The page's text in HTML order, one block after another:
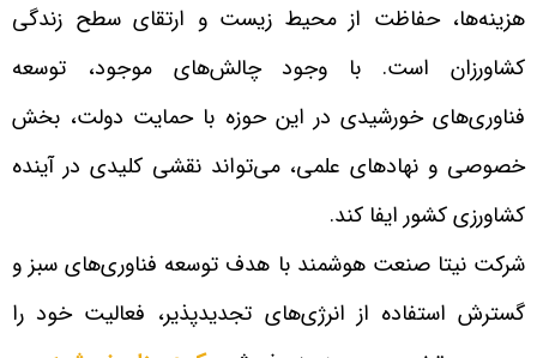
هزینه‌ها، حفاظت از محیط زیست و ارتقای سطح زندگی
کشاورزان است. با وجود چالش‌های موجود، توسعه
فناوری‌های خورشیدی در این حوزه با حمایت دولت، بخش
خصوصی و نهادهای علمی، می‌تواند نقشی کلیدی در آینده
کشاورزی کشور ایفا کند.
شرکت نیتا صنعت هوشمند با هدف توسعه فناوری‌های سبز و
گسترش استفاده از انرژی‌های تجدیدپذیر، فعالیت خود را